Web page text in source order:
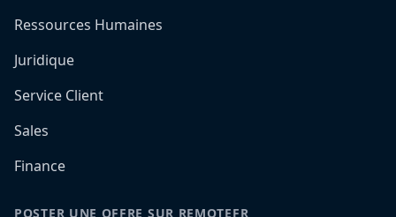
Ressources Humaines
Juridique
Service Client
Sales
Finance
POSTER UNE OFFRE SUR REMOTEFR